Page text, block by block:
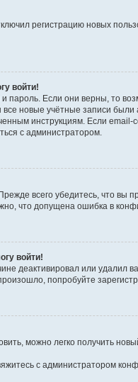
регистрацию новых
войти!
пароль. Если они верны, то
новые учётные записи
инструкциям. Если
с администратором.
всего убедитесь, что
что допущена ошибка в
войти!
деактивировал или
попробуйте
можно легко получить
с администратором